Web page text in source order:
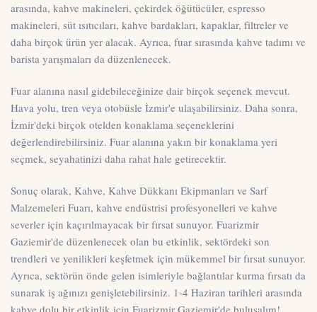
arasında, kahve makineleri, çekirdek öğütücüler, espresso
makineleri, süt ısıtıcıları, kahve bardakları, kapaklar, filtreler ve
daha birçok ürün yer alacak. Ayrıca, fuar sırasında kahve tadımı ve
barista yarışmaları da düzenlenecek.
Fuar alanına nasıl gidebileceğinize dair birçok seçenek mevcut.
Hava yolu, tren veya otobüsle İzmir'e ulaşabilirsiniz. Daha sonra,
İzmir'deki birçok otelden konaklama seçeneklerini
değerlendirebilirsiniz. Fuar alanına yakın bir konaklama yeri
seçmek, seyahatinizi daha rahat hale getirecektir.
Sonuç olarak, Kahve, Kahve Dükkanı Ekipmanları ve Sarf
Malzemeleri Fuarı, kahve endüstrisi profesyonelleri ve kahve
severler için kaçırılmayacak bir fırsat sunuyor. Fuarizmir
Gaziemir'de düzenlenecek olan bu etkinlik, sektördeki son
trendleri ve yenilikleri keşfetmek için mükemmel bir fırsat sunuyor.
Ayrıca, sektörün önde gelen isimleriyle bağlantılar kurma fırsatı da
sunarak iş ağınızı genişletebilirsiniz. 1-4 Haziran tarihleri arasında
kahve dolu bir etkinlik için Fuarizmir Gaziemir'de buluşalım!